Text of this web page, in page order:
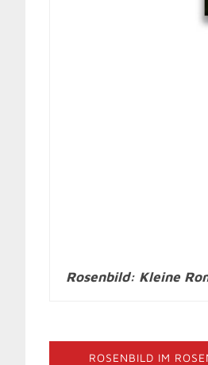
Rosenbild: Kleine
ROSENBILD IM